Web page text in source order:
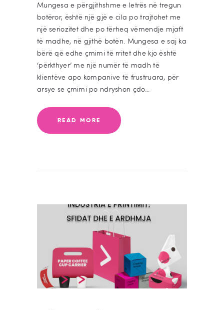
Mungesa e përgjithshme e letrës në tregun
botëror, është një gjë e cila po trajtohet me
një seriozitet dhe po tërheq vëmendje mjaft
të madhe, në gjithë botën. Mungesa e saj ka
bërë që edhe çmimi të rritet dhe kjo është
‘përkthyer’ me një numër të madh të
klientëve apo kompanive të frustruara, për
arsye se çmimi po ndryshon çdo…
READ MORE